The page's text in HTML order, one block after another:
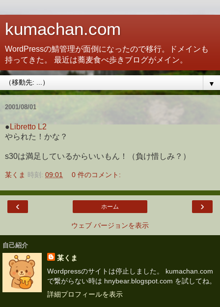
kumachan.com
WordPressの鯖管理が面倒になったので移行。ドメインも
持ってきた。 最近は蕎麦食べ歩きブログがメイン。
▼
2001/08/01
● Libretto L2
やられた！かな？
s30は満足しているからいいもん！（負け惜しみ？）
某くま 時刻: 09:01 0 件のコメント:
‹ ›
ホーム
ウェブ バージョンを表示
自己紹介
某くま
Wordpressのサイトは停止しました。 kumachan.com
で繋がらない時は hnybear.blogspot.com を試してね。
詳細プロフィールを表示